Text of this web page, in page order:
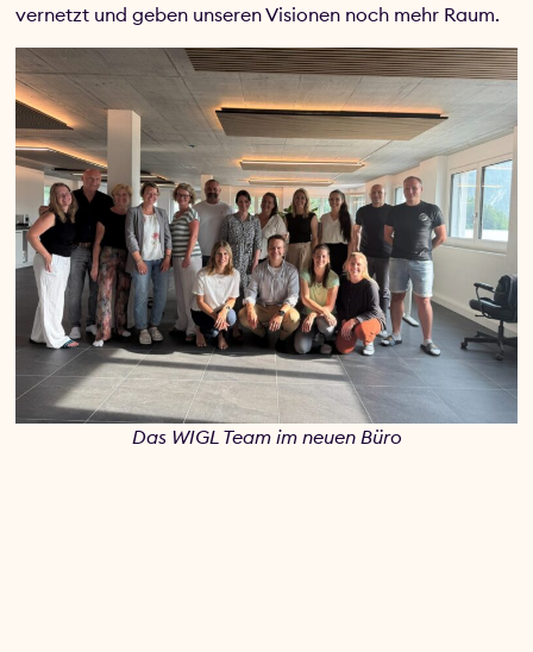
vernetzt und geben unseren Visionen noch mehr Raum.
Das WIGL Team im neuen Büro